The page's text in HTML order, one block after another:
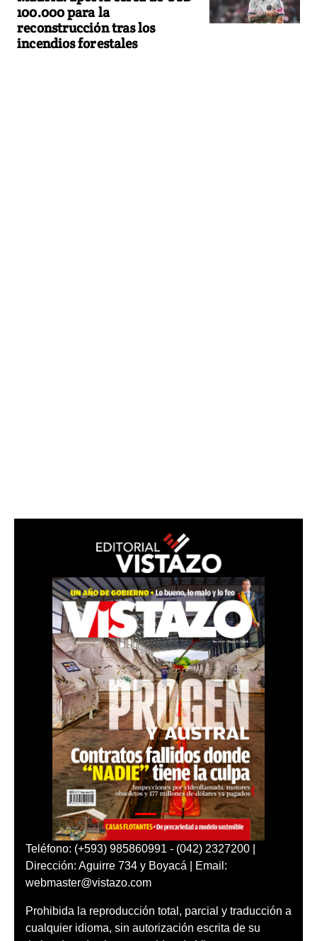
100.000 para la
reconstrucción tras los
incendios forestales
Teléfono: (+593) 985860991 - (042) 2327200 |
Dirección: Aguirre 734 y Boyacá | Email:
webmaster@vistazo.com
Prohibida la reproducción total, parcial y traducción a
cualquier idioma, sin autorización escrita de su